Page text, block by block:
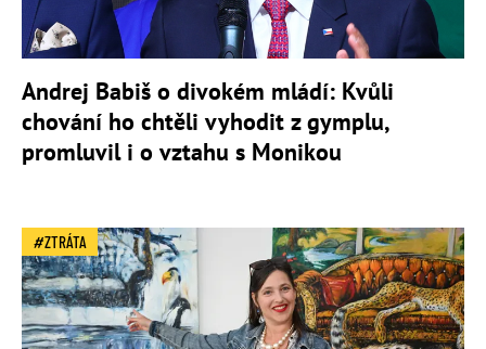
Andrej Babiš o divokém mládí: Kvůli
chování ho chtěli vyhodit z gymplu,
promluvil i o vztahu s Monikou
ZTRÁTA